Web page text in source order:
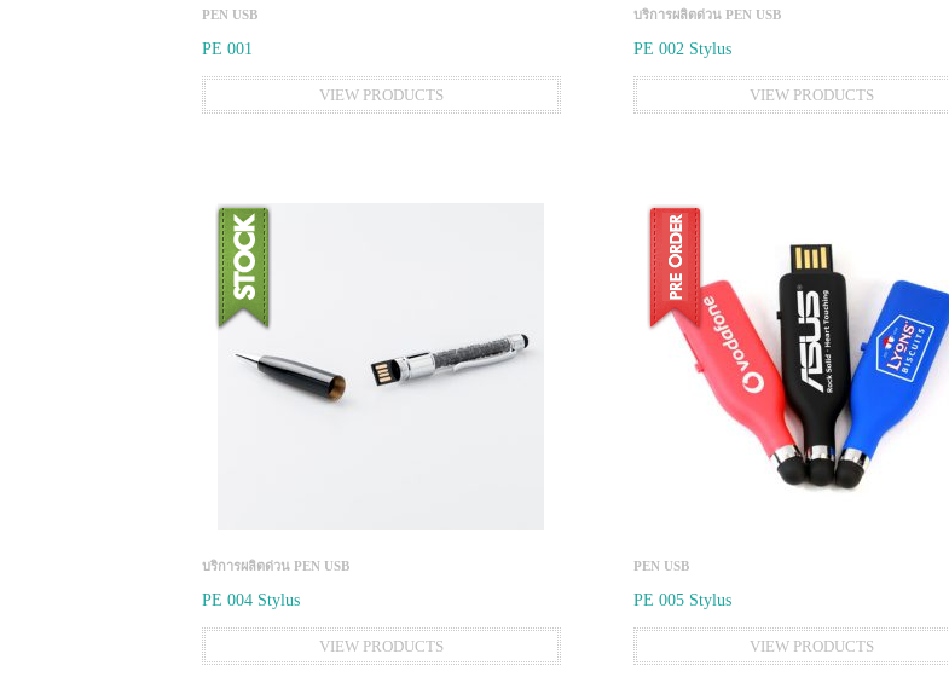
PEN USB
PE 001
VIEW PRODUCTS
บริการผลิตด่วน PEN USB
PE 002 Stylus
VIEW PRODUCTS
บริการผลิตด่วน PEN USB
PE 004 Stylus
VIEW PRODUCTS
PEN USB
PE 005 Stylus
VIEW PRODUCTS